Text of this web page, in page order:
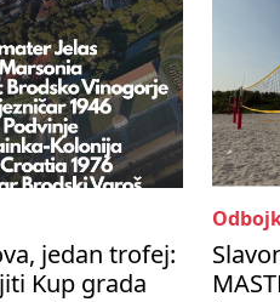
jedan trofej:
Kup grada